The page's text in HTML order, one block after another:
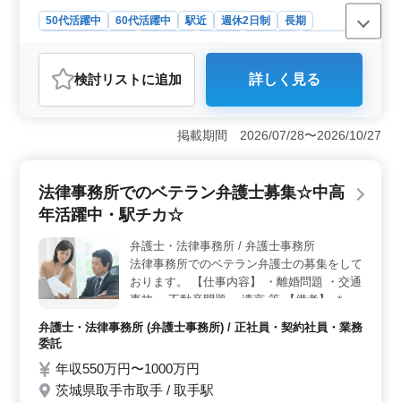
50代活躍中 60代活躍中 駅近 週休2日制
長期
業務委託
おすすめポイント
＜働きやすさ＞ この求人は取手駅から徒歩1分と非常に
便利な立地にあり、通勤が非常に楽です。さらに残業が
少なく、ワークライフバランスを重視する方にとって理
＜年齢層の多様性＞ 50代、60代の方が活躍中の職場
で、中高年の弁護士が働きやすい環境が整っています。
る点が魅力です。未経験分野でも積極的にサポートがあ
るため、新しい分野にも挑戦しやすい環境です。 ＜
待遇・福利厚生＞ 年収600万円〜1000万円と高収入が
期待できる上、社会保険完備や弁護士費用の事務所負担
で、スキルとキャリアをさらに磨ける環境です。通勤手
当の実費支給もあり、経済的なサポートも充実していま
す。
検討リスト に追加 詳しく見る
掲載期間 2026/07/28〜2026/10/27
法律事務所でのベテラン弁護士募集☆中高
年活躍中・駅チカ☆
弁護士・法律事務所 / 弁護士事務所
法律事務所でのベテラン弁護士の募集をして
おります。 【仕事内容】 ・離婚問題 ・交通
事故 ・不動産問題 ・遺言 等 【備考】 ＊取
手駅すぐ ＊個人案件受任可能 中高年の方活
躍中です！ 今までの経験を活かせる方のご
弁護士・法律事務所 (弁護士事務所) / 正社員・契約社員・業務
委託
年収550万円〜1000万円
茨城県取手市取手 / 取手駅